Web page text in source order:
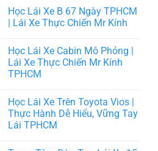
Học Lái Xe B 67 Ngày TPHCM
| Lái Xe Thực Chiến Mr Kính
Học Lái Xe Cabin Mô Phỏng |
Lái Xe Thực Chiến Mr Kính
TPHCM
Học Lái Xe Trên Toyota Vios |
Thực Hành Dễ Hiểu, Vững Tay
Lái TPHCM